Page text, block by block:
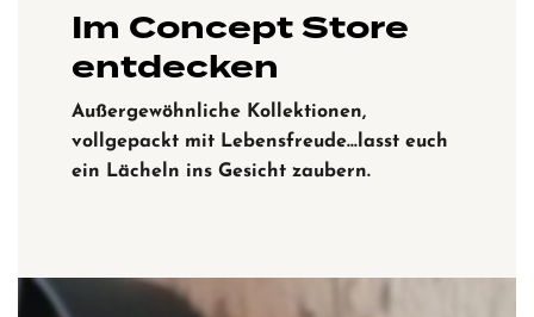
Im Concept Store
entdecken
Außergewöhnliche Kollektionen,
vollgepackt mit Lebensfreude…lasst euch
ein Lächeln ins Gesicht zaubern.